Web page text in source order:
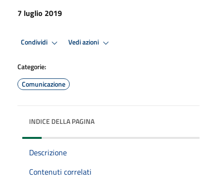
7 luglio 2019
Condividi Vedi azioni
Categorie:
Comunicazione
INDICE DELLA PAGINA
Descrizione
Contenuti correlati